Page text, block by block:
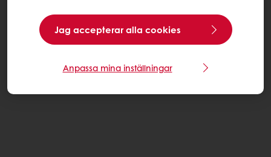
Jag accepterar alla cookies
Anpassa mina inställningar